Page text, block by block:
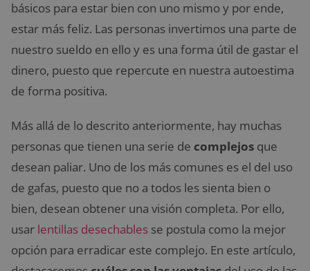
básicos para estar bien con uno mismo y por ende,
estar más feliz. Las personas invertimos una parte de
nuestro sueldo en ello y es una forma útil de gastar el
dinero, puesto que repercute en nuestra autoestima
de forma positiva.
Más allá de lo descrito anteriormente, hay muchas
personas que tienen una serie de complejos que
desean paliar. Uno de los más comunes es el del uso
de gafas, puesto que no a todos les sienta bien o
bien, desean obtener una visión completa. Por ello,
usar lentillas desechables se postula como la mejor
opción para erradicar este complejo. En este artículo,